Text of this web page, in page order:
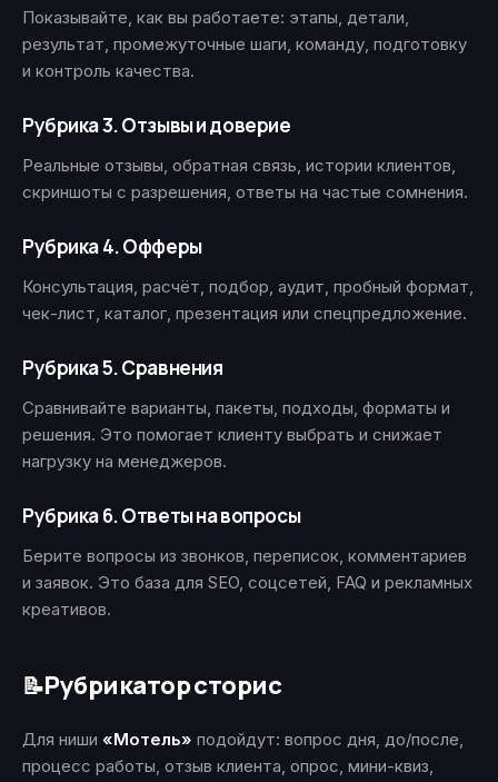
Показывайте, как вы работаете: этапы, детали,
результат, промежуточные шаги, команду, подготовку
и контроль качества.
Рубрика 3. Отзывы и доверие
Реальные отзывы, обратная связь, истории клиентов,
скриншоты с разрешения, ответы на частые сомнения.
Рубрика 4. Офферы
Консультация, расчёт, подбор, аудит, пробный формат,
чек-лист, каталог, презентация или спецпредложение.
Рубрика 5. Сравнения
Сравнивайте варианты, пакеты, подходы, форматы и
решения. Это помогает клиенту выбрать и снижает
нагрузку на менеджеров.
Рубрика 6. Ответы на вопросы
Берите вопросы из звонков, переписок, комментариев
и заявок. Это база для SEO, соцсетей, FAQ и рекламных
креативов.
📝Рубрикатор сторис
Для ниши «Мотель» подойдут: вопрос дня, до/после,
процесс работы, отзыв клиента, опрос, мини-квиз,